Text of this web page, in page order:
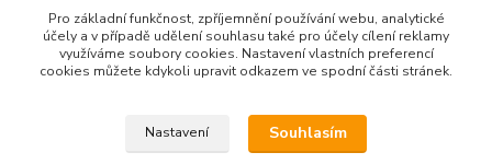
Kuličkový celovýsuv
Upravit sběr cookies.
Pro základní funkčnost, zpříjemnění používání webu, analytické
účely a v případě udělení souhlasu také pro účely cílení reklamy
využíváme soubory cookies. Nastavení vlastních preferencí
cookies můžete kdykoli upravit odkazem ve spodní části stránek.
Nastavení Souhlasím